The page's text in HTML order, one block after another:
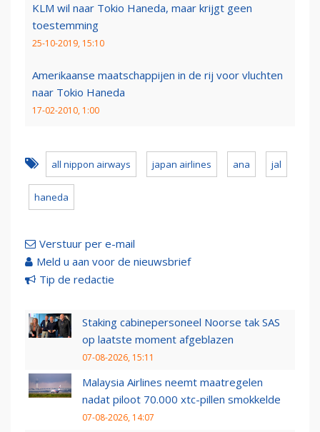
KLM wil naar Tokio Haneda, maar krijgt geen
toestemming
25-10-2019, 15:10
Amerikaanse maatschappijen in de rij voor vluchten
naar Tokio Haneda
17-02-2010, 1:00
all nippon airways japan airlines ana jal
haneda
Verstuur per e-mail
Meld u aan voor de nieuwsbrief
Tip de redactie
Staking cabinepersoneel Noorse tak SAS
op laatste moment afgeblazen
07-08-2026, 15:11
Malaysia Airlines neemt maatregelen
nadat piloot 70.000 xtc-pillen smokkelde
07-08-2026, 14:07